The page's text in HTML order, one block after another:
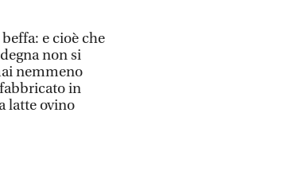
e cioè che
non si
nemmeno
in
latte ovino